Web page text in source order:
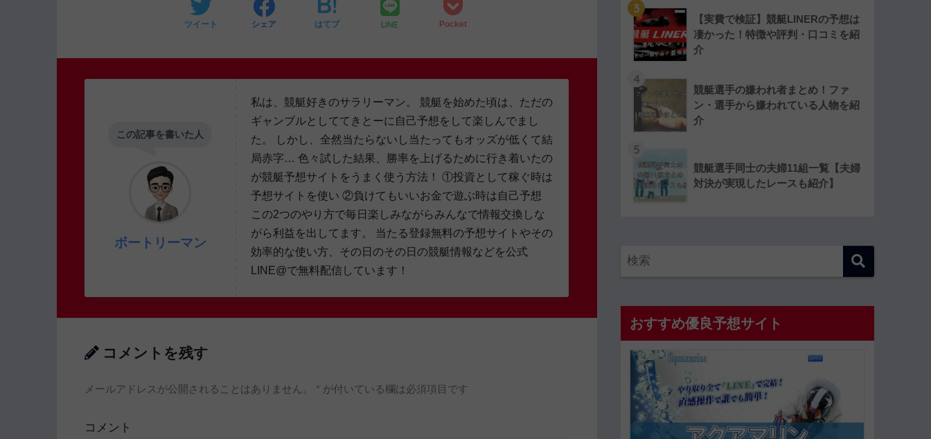
ツイート シェア はてブ LINE Pocket
この記事を書いた人
ボートリーマン
私は、競艇好きのサラリーマン。 競艇を始めた頃は、ただの
ギャンブルとしててきとーに自己予想をして楽しんでまし
た。 しかし、全然当たらないし当たってもオッズが低くて結
局赤字… 色々試した結果、勝率を上げるために行き着いたの
が競艇予想サイトをうまく使う方法！ ①投資として稼ぐ時は
予想サイトを使い ②負けてもいいお金で遊ぶ時は自己予想
この2つのやり方で毎日楽しみながらみんなで情報交換しな
がら利益を出してます。 当たる登録無料の予想サイトやその
効率的な使い方、その日のその日の競艇情報などを公式
LINE@で無料配信しています！
コメントを残す
メールアドレスが公開されることはありません。 * が付いている欄は必須項目です
コメント
3
【実費で検証】競艇LINERの予想は
凄かった！特徴や評判・口コミを紹
介
4
競艇選手の嫌われ者まとめ！ファ
ン・選手から嫌われている人物を紹
介
5
競艇選手同士の夫婦11組一覧【夫婦
対決が実現したレースも紹介】
おすすめ優良予想サイト